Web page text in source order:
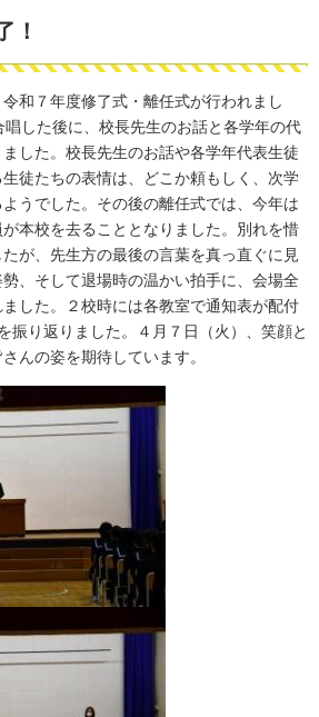
！
和７年度修了式・離任式が行われまし
した後に、校長先生のお話と各学年の代
した。校長先生のお話や各学年代表生徒
徒たちの表情は、どこか頼もしく、次学
うでした。その後の離任式では、今年は
本校を去ることとなりました。別れを惜
が、先生方の最後の言葉を真っ直ぐに見
、そして退場時の温かい拍手に、会場全
した。２校時には各教室で通知表が配付
振り返りました。４月７日（火）、笑顔と
んの姿を期待しています。